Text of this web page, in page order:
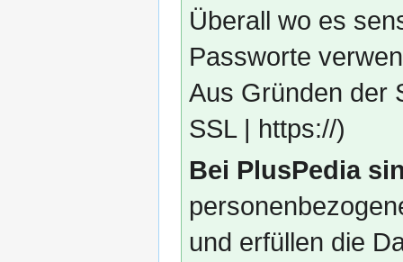
Überall wo es
Passworte
Aus Gründen der
SSL | https://)
Bei PlusPedia
und erfüllen die